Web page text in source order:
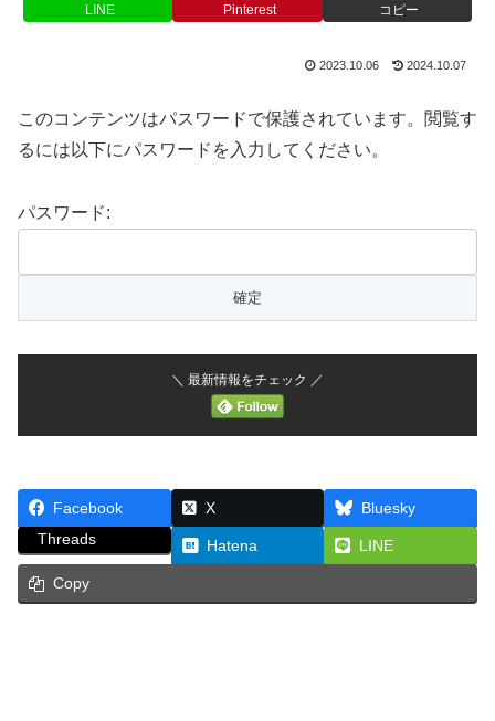
LINE Pinterest コピー
2023.10.06 2024.10.07
このコンテンツはパスワードで保護されています。閲覧す
るには以下にパスワードを入力してください。
パスワード:
＼ 最新情報をチェック ／
Facebook X
Bluesky
Threads
Hatena LINE
Copy